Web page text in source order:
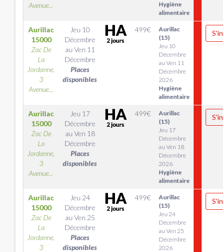
Avenue...
Hygiène
alimentaire
Aurillac
15000
Zac De
La
Jordanne,
3
Avenue...
Jeu 10
Décembre
au Ven 11
Décembre
Places
disponibles
499€
Aurillac
(15)
Jeu 10
Décembre
au Ven 11
Décembre
2026
Hygiène
alimentaire
Aurillac
15000
Zac De
La
Jordanne,
3
Avenue...
Jeu 17
Décembre
au Ven 18
Décembre
Places
disponibles
499€
Aurillac
(15)
Jeu 17
Décembre
au Ven 18
Décembre
2026
Hygiène
alimentaire
Aurillac
15000
Zac De
La
Jordanne,
3
Jeu 24
Décembre
au Ven 25
Décembre
Places
disponibles
499€
Aurillac
(15)
Jeu 24
Décembre
au Ven 25
Décembre
2026